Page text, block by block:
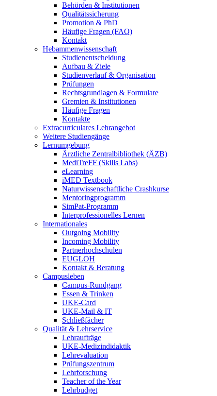
Behörden & Institutionen
Qualitätssicherung
Promotion & PhD
Häufige Fragen (FAQ)
Kontakt
Hebammenwissenschaft
Studienentscheidung
Aufbau & Ziele
Studienverlauf & Organisation
Prüfungen
Rechtsgrundlagen & Formulare
Gremien & Institutionen
Häufige Fragen
Kontakte
Extracurriculares Lehrangebot
Weitere Studiengänge
Lernumgebung
Ärztliche Zentralbibliothek (ÄZB)
MediTreFF (Skills Labs)
eLearning
iMED Textbook
Naturwissenschaftliche Crashkurse
Mentoringprogramm
SimPat-Programm
Interprofessionelles Lernen
Internationales
Outgoing Mobility
Incoming Mobility
Partnerhochschulen
EUGLOH
Kontakt & Beratung
Campusleben
Campus-Rundgang
Essen & Trinken
UKE-Card
UKE-Mail & IT
Schließfächer
Qualität & Lehrservice
Lehraufträge
UKE-Medizindidaktik
Lehrevaluation
Prüfungszentrum
Lehrforschung
Teacher of the Year
Lehrbudget